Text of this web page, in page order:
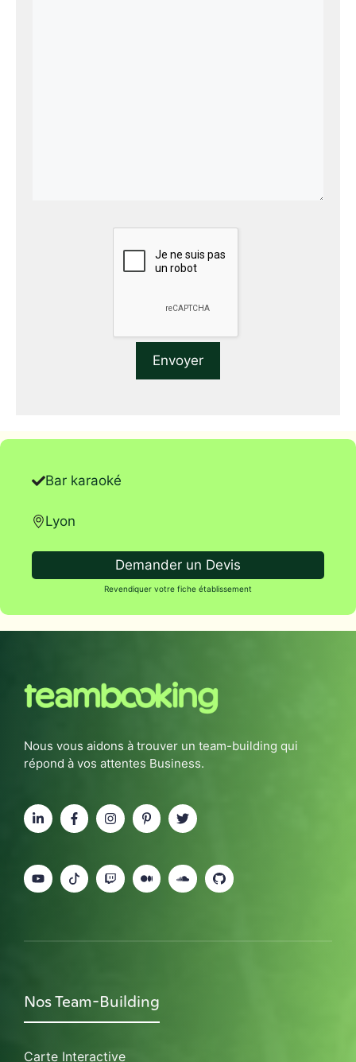
Bar karaoké
Lyon
Demander un Devis
Revendiquer votre fiche établissement
Nous vous aidons à trouver un team-building qui
répond à vos attentes Business.
Nos Team-Building
Carte Interactive